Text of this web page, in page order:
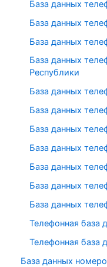
База данных
База данных
База данных
База данных
Республики
База данных
База данных
База данных
База данных
База данных
База данных
База данных
Телефонная база
Телефонная база
База данных